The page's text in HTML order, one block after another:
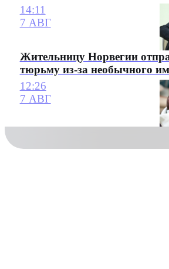
14:11
7 АВГ
Жительницу Норвегии
тюрьму из-за необычного
12:26
7 АВГ